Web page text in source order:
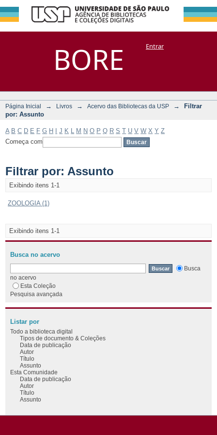
BORE
Filtrar por:
Assunto
DSpace/Manakin + CoriscoEntrar
Página Inicial → Livros → Acervo das Bibliotecas da USP →
Filtrar
por: Assunto
A B C D E F G H J K M N O P Q R S T U V W X Y Z
Começa com
Filtrar por: Assunto
Exibindo itens 1-1
ZOOLOGIA (1)
Exibindo itens 1-1
Busca no acervo
Busca
no acervo
Esta Coleção
Pesquisa avançada
Listar por
Todo a biblioteca digital
Tipos de documento & Coleções
Data de publicação
Autor
Título
Assunto
Esta Comunidade
Data de publicação
Autor
Título
Assunto